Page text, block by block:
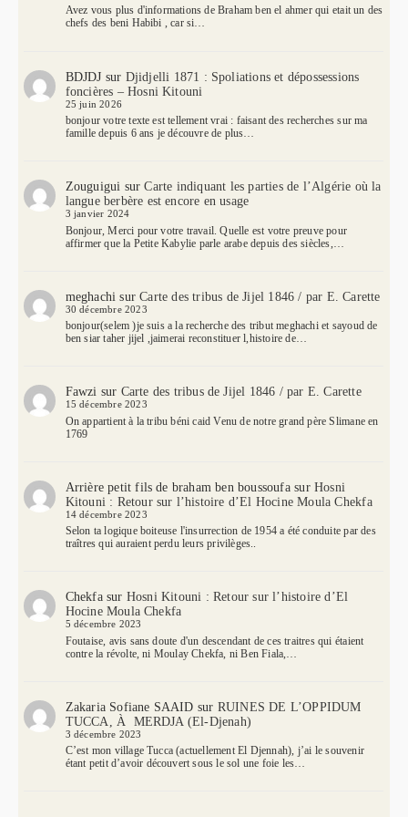
Avez vous plus d'informations de Braham ben el ahmer qui etait un des
chefs des beni Habibi , car si…
BDJDJ sur Djidjelli 1871 : Spoliations et dépossessions
foncières – Hosni Kitouni
25 juin 2026
bonjour votre texte est tellement vrai : faisant des recherches sur ma
famille depuis 6 ans je découvre de plus…
Zouguigui surCarte indiquant les parties de l’Algérie où la
langue berbère est encore en usage
3 janvier 2024
Bonjour, Merci pour votre travail. Quelle est votre preuve pour
affirmer que la Petite Kabylie parle arabe depuis des siècles,…
meghachi surCarte des tribus de Jijel 1846 / par E. Carette
30 décembre 2023
bonjour(selem )je suis a la recherche des tribut meghachi et sayoud de
ben siar taher jijel ,jaimerai reconstituer l,histoire de…
Fawzi sur Carte des tribus de Jijel 1846 / par E. Carette
15 décembre 2023
On appartient à la tribu béni caid Venu de notre grand père Slimane en
1769
Arrière petit fils de braham ben boussoufasur Hosni
Kitouni : Retour sur l’histoire d’El Hocine Moula Chekfa
14 décembre 2023
Selon ta logique boiteuse l'insurrection de 1954 a été conduite par des
traîtres qui auraient perdu leurs privilèges..
Chekfasur Hosni Kitouni : Retour sur l’histoire d’El
Hocine Moula Chekfa
5 décembre 2023
Foutaise, avis sans doute d'un descendant de ces traitres qui étaient
contre la révolte, ni Moulay Chekfa, ni Ben Fiala,…
Zakaria Sofiane SAAID sur RUINES DE L’OPPIDUM
TUCCA, À MERDJA (El-Djenah)
3 décembre 2023
C’est mon village Tucca (actuellement El Djennah), j’ai le souvenir
étant petit d’avoir découvert sous le sol une foie les…